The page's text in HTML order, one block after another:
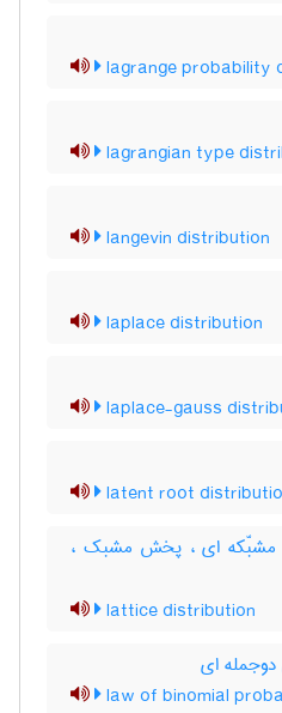
lagrange probability
lagrangian type
langevin distribution
laplace distribution
laplace-gauss
latent root
مشبّکه ای ، پخش مشبک ،
lattice distribution
دوجمله ای
law of binomial